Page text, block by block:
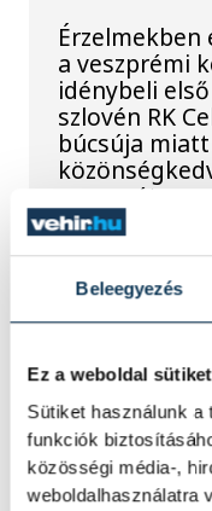
Beleegyezés
Ez a weboldal
Sütiket használunk
funkciók
közösségi média-,
weboldalhasználatra
a veszprémi
idénybeli
szlovén RK
búcsúja
es mezét,
Dr.
döntője
Huszonkét
One
délutáni